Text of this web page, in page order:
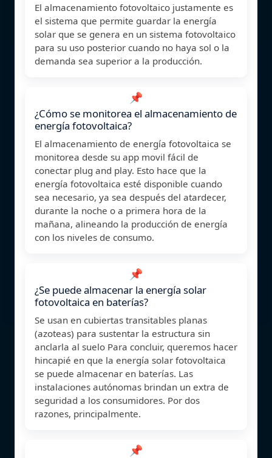
El almacenamiento fotovoltaico justamente es
el sistema que permite guardar la energía
solar que se genera en un sistema fotovoltaico
para su uso posterior cuando no haya sol o la
demanda sea superior a la producción.
📌
¿Cómo se monitorea el almacenamiento de
energía fotovoltaica?
El almacenamiento de energía fotovoltaica se
monitorea desde su app movil fácil de
conectar plug and play. Esto hace que la
energía fotovoltaica esté disponible cuando
sea necesario, ya sea después del atardecer,
durante la noche o a primera hora de la
mañana, alineando la producción de energía
con los niveles de consumo.
📌
¿Se puede almacenar la energía solar
fotovoltaica en baterías?
Se usan en cubiertas transitables planas
(azoteas) para sustentar la estructura sin
anclarla al suelo Para concluir, queremos hacer
hincapié en que la energía solar fotovoltaica
se puede almacenar en baterías. Las
instalaciones autónomas brindan un extra de
seguridad a los consumidores. Por dos
razones, principalmente.
📌